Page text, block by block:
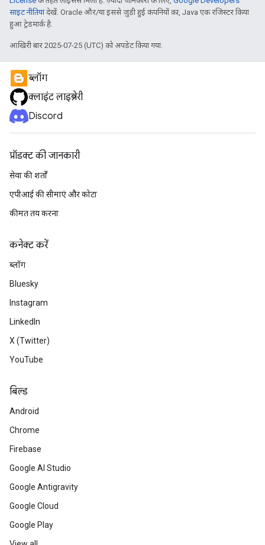
साइट नीतियांदेखें. Oracle और/या इससे जुड़ी हुई कंपनियों का, Java एक रजिस्टर किया
हुआ ट्रेडमार्क है.
आखिरी बार 2025-07-25 (UTC) को अपडेट किया गया.
ब्लॉग
क्लाइंट लाइब्रेरी
Discord
प्रॉडक्ट की जानकारी
सेवा की शर्तों
एपीआई की सीमाएं और कोटा
कीमत तय करना
कनेक्ट करें
ब्लॉग
Bluesky
Instagram
LinkedIn
X (Twitter)
YouTube
बिल्ड
Android
Chrome
Firebase
Google AI Studio
Google Antigravity
Google Cloud
Google Play